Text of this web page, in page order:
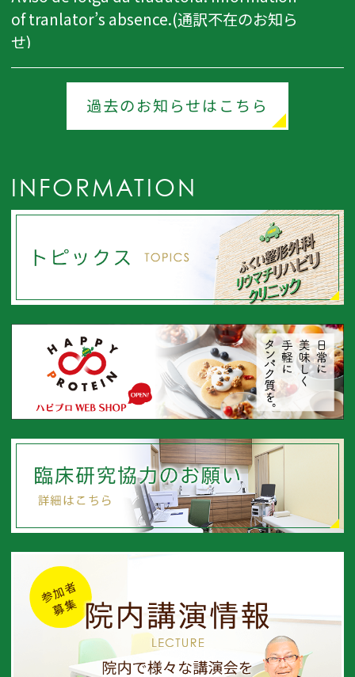
of tranlator’s absence.(通訳不在のお知ら
せ)
令和８年６月２８日（日）休日夜間救急当
令和８年６月～７月の非常勤医師による診
察日のお知らせ
過去のお知らせはこちら
INFORMATION